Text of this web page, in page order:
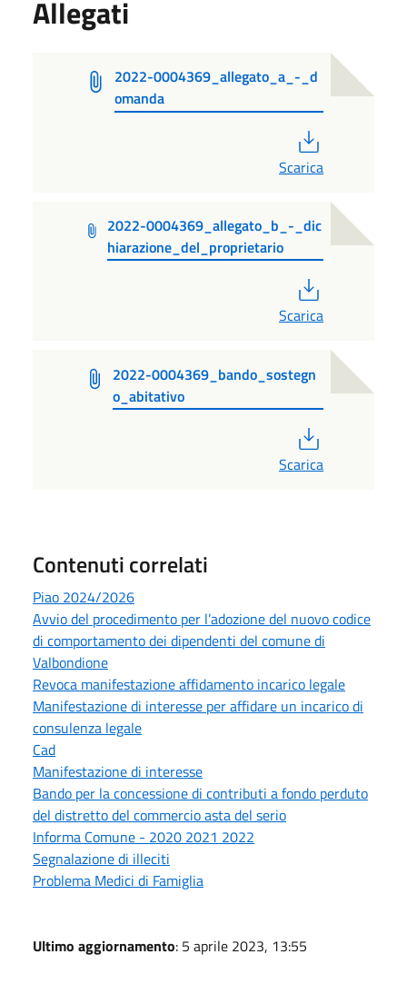
Allegati
2022-0004369_allegato_a_-_d
omanda
Scarica
2022-0004369_allegato_b_-_dic
hiarazione_del_proprietario
Scarica
2022-0004369_bando_sostegn
o_abitativo
Scarica
Contenuti correlati
Piao 2024/2026
Avvio del procedimento per l’adozione del nuovo codice
di comportamento dei dipendenti del comune di
Valbondione
Revoca manifestazione affidamento incarico legale
Manifestazione di interesse per affidare un incarico di
consulenza legale
Cad
Manifestazione di interesse
Bando per la concessione di contributi a fondo perduto
del distretto del commercio asta del serio
Informa Comune - 2020 2021 2022
Segnalazione di illeciti
Problema Medici di Famiglia
Ultimo aggiornamento: 5 aprile 2023, 13:55